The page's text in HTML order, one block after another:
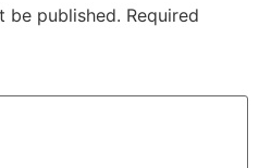
be published. Required